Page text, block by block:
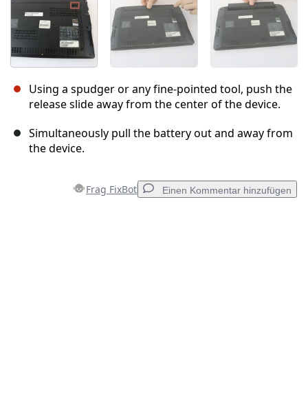
Using a spudger or any fine-pointed tool, push the
release slide away from the center of the device.
Simultaneously pull the battery out and away from
the device.
Frag FixBot Einen Kommentar hinzufügen